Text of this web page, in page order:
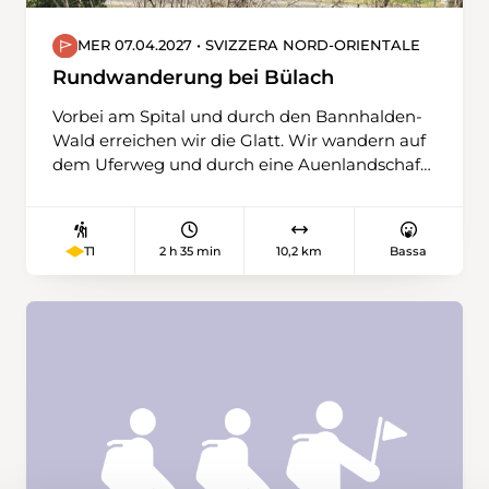
MER 07.04.2027 • SVIZZERA NORD-ORIENTALE
Rundwanderung bei Bülach
Vorbei am Spital und durch den Bannhalden-
Wald erreichen wir die Glatt. Wir wandern auf
dem Uferweg und durch eine Auenlandschaft
zur Station Glattfelden hinauf. Entlang der
Bahnlinie Schaffhausen – Bülach geht es
Strassenverkehrsamt überqueren wir die
Bahnhof Bülach oder für einen Schlusstrunk in
die Altstadt von Bülach.
T1 2 h 35 min 10,2 km Bassa